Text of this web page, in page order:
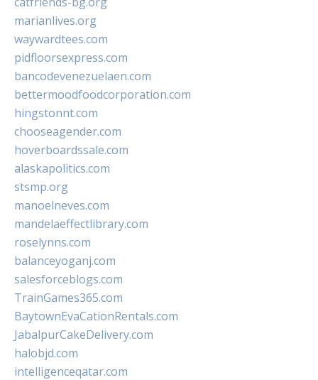
marianlives.org
waywardtees.com
pidfloorsexpress.com
bancodevenezuelaen.com
bettermoodfoodcorporation.com
hingstonnt.com
chooseagender.com
hoverboardssale.com
alaskapolitics.com
stsmp.org
manoelneves.com
mandelaeffectlibrary.com
roselynns.com
balanceyoganj.com
salesforceblogs.com
TrainGames365.com
BaytownEvaCationRentals.com
JabalpurCakeDelivery.com
halobjd.com
intelligenceqatar.com